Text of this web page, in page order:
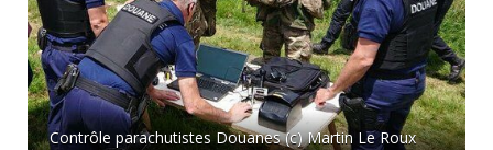
Contrôle parachutistes Douanes (c) Martin Le Roux